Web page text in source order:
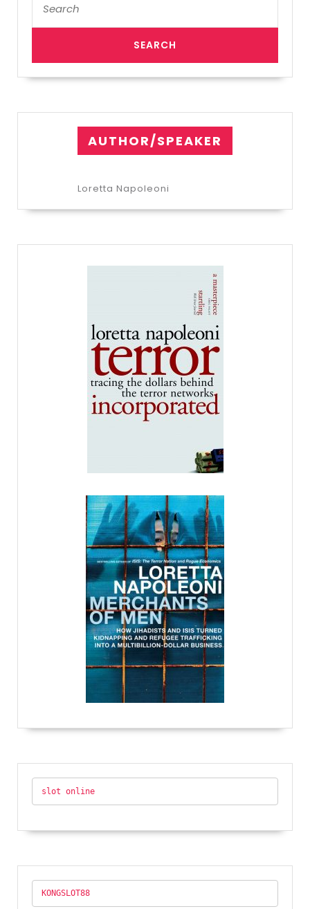
for:
AUTHOR/SPEAKER
Loretta Napoleoni
slot online
KONGSLOT88